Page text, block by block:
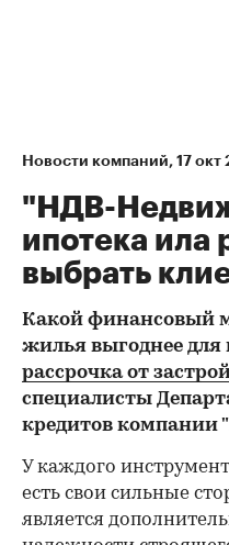
Новости компаний⁠, 17 окт
"НДВ-
ипотека ила
выбрать
Какой финансовый
жилья выгоднее для
рассрочка от
специалисты
кредитов компании
У каждого
есть свои сильные
является